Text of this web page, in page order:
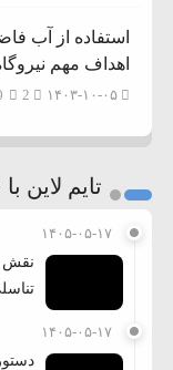
استفاده از آب
اهداف مهم
۱۴۰۳-۱۰-۰۵
تایم لاین
۱۴۰۵-۰۵-۱۷
نقش
۱۴۰۵-۰۵-۱۷